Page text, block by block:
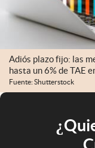
Adiós plazo fijo: las
hasta un 6% de TAE
Fuente: Shutterstock